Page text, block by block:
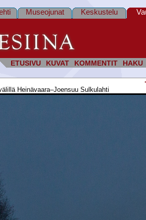
ETUSIVU KUVAT KOMMENTIT HAKU
Museojunat Keskustelu
Heinävaara–Joensuu Sulkulahti